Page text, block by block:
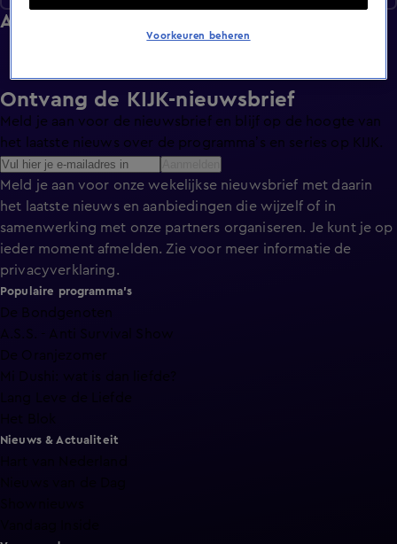
Afleveringen
Ontvang de KIJK-nieuwsbrief
Meld je aan voor de nieuwsbrief en blijf op de hoogte van
het laatste nieuws over de programma’s en series op KIJK.
Meld je aan voor onze wekelijkse nieuwsbrief met daarin
het laatste nieuws en aanbiedingen die wijzelf of in
samenwerking met onze partners organiseren. Je kunt je op
ieder moment afmelden. Zie voor meer informatie de
privacyverklaring.
Populaire programma's
De Bondgenoten
A.S.S. - Anti Survival Show
De Oranjezomer
Mi Dushi: wat is dan liefde?
Lang Leve de Liefde
Nieuws & Actualiteit
Voorkeuren beheren